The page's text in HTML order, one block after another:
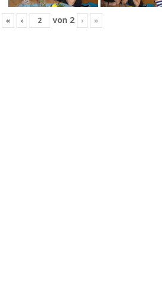
« ‹ von 2 › »